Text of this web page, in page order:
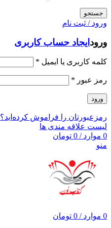
جستجو
ورود / ثبت نام
ورود ایجاد حساب کاربری
کلمه کاربری یا ایمیل *
رمز عبور *
ورود
رمزعبورتان را فراموش کرده‌اید؟
لیست علاقه مندی ها
0 موارد /
0 تومان
منو
0 موارد /
0 تومان